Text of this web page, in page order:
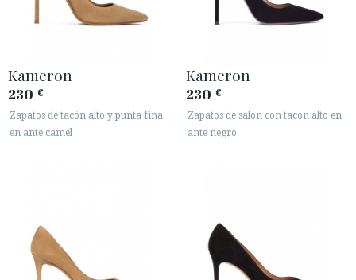
Kameron
230 €
Zapatos de tacón alto y punta fina
en ante camel
Kameron
230 €
Zapatos de salón con tacón alto en
ante negro